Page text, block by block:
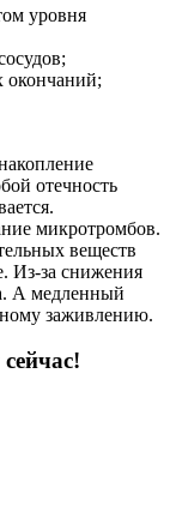
уровня
окончаний;
отечность
микротромбов.
веществ
Из-за снижения
А медленный
заживлению.